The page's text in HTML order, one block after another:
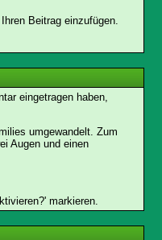
Beitrag einzufügen.
eingetragen haben,
umgewandelt. Zum
Augen und einen
markieren.